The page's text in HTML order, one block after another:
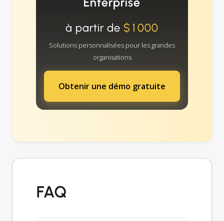
à partir de $1000
Solutions personnalisées pour les grandes
organisations
Obtenir une démo gratuite
FAQ